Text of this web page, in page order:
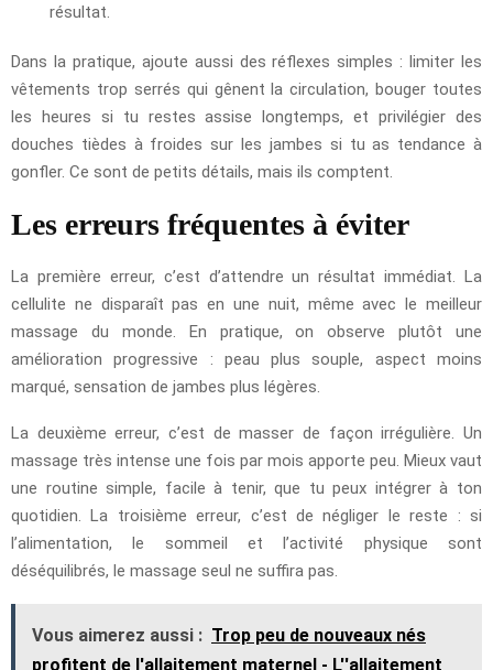
résultat.
Dans la pratique, ajoute aussi des réflexes simples : limiter les
vêtements trop serrés qui gênent la circulation, bouger toutes
les heures si tu restes assise longtemps, et privilégier des
douches tièdes à froides sur les jambes si tu as tendance à
gonfler. Ce sont de petits détails, mais ils comptent.
Les erreurs fréquentes à éviter
La première erreur, c’est d’attendre un résultat immédiat. La
cellulite ne disparaît pas en une nuit, même avec le meilleur
massage du monde. En pratique, on observe plutôt une
amélioration progressive : peau plus souple, aspect moins
marqué, sensation de jambes plus légères.
La deuxième erreur, c’est de masser de façon irrégulière. Un
massage très intense une fois par mois apporte peu. Mieux vaut
une routine simple, facile à tenir, que tu peux intégrer à ton
quotidien. La troisième erreur, c’est de négliger le reste : si
l’alimentation, le sommeil et l’activité physique sont
déséquilibrés, le massage seul ne suffira pas.
Vous aimerez aussi : Trop peu de nouveaux nés
profitent de l'allaitement maternel - L''allaitement